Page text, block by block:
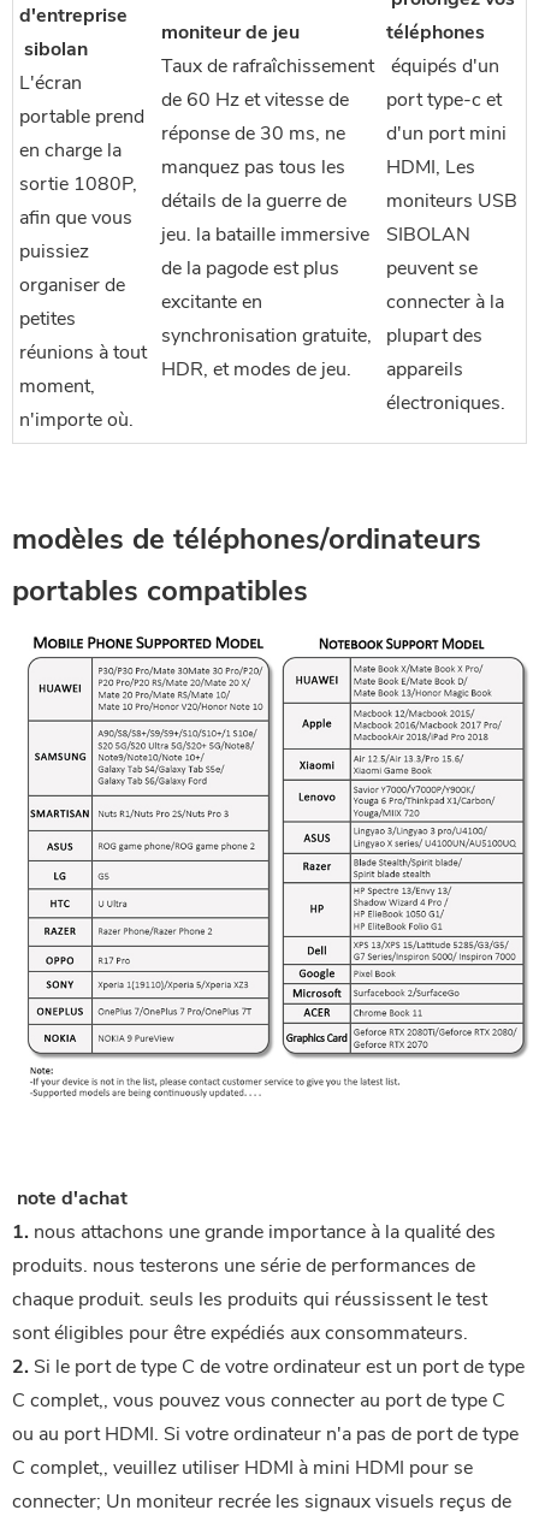
d'entreprise
sibolan
L'écran
portable prend
en charge la
sortie 1080P,
afin que vous
puissiez
organiser de
petites
réunions à tout
moment,
n'importe où.
moniteur de jeu
Taux de rafraîchissement
de 60 Hz et vitesse de
réponse de 30 ms, ne
manquez pas tous les
détails de la guerre de
jeu. la bataille immersive
de la pagode est plus
excitante en
synchronisation gratuite,
HDR, et modes de jeu.
téléphones
port type-c et
d'un port mini
HDMI, Les
moniteurs USB
SIBOLAN
peuvent se
connecter à la
plupart des
appareils
électroniques.
modèles de téléphones/ordinateurs
portables compatibles
note d'achat
1. nous attachons une grande importance à la qualité des
produits. nous testerons une série de performances de
chaque produit. seuls les produits qui réussissent le test
sont éligibles pour être expédiés aux consommateurs.
2. Si le port de type C de votre ordinateur est un port de type
C complet,, vous pouvez vous connecter au port de type C
ou au port HDMI. Si votre ordinateur n'a pas de port de type
C complet,, veuillez utiliser HDMI à mini HDMI pour se
connecter; Un moniteur recrée les signaux visuels reçus de